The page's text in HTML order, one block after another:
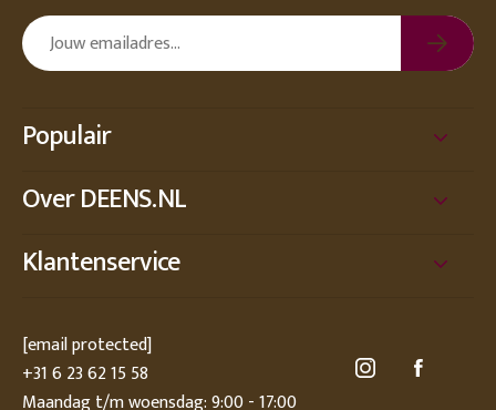
Populair
Over DEENS.NL
Klantenservice
[email protected]
+31 6 23 62 15 58
Maandag t/m woensdag: 9:00 - 17:00